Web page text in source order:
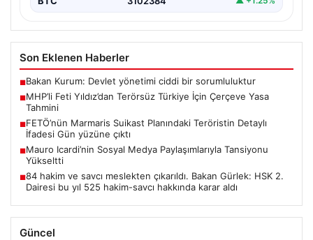
Son Eklenen Haberler
■Bakan Kurum: Devlet yönetimi ciddi bir sorumluluktur
■MHP’li Feti Yıldız’dan Terörsüz Türkiye İçin Çerçeve Yasa
Tahmini
■FETÖ’nün Marmaris Suikast Planındaki Teröristin Detaylı
İfadesi Gün yüzüne çıktı
■Mauro Icardi’nin Sosyal Medya Paylaşımlarıyla Tansiyonu
Yükseltti
■84 hakim ve savcı meslekten çıkarıldı. Bakan Gürlek: HSK 2.
Dairesi bu yıl 525 hakim-savcı hakkında karar aldı
Güncel